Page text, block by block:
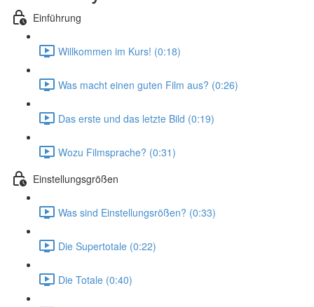
Einführung
Willkommen im Kurs! (0:18)
Was macht einen guten Film aus? (0:26)
Das erste und das letzte Bild (0:19)
Wozu Filmsprache? (0:31)
Einstellungsgrößen
Was sind Einstellungsrößen? (0:33)
Die Supertotale (0:22)
Die Totale (0:40)